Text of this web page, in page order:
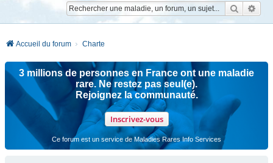
Accueil du forum Charte
3 millions de personnes en France ont une maladie
rare. Ne restez pas seul(e).
Rejoignez la communauté.
Inscrivez-vous
Ce forum est un service de Maladies Rares Info Services